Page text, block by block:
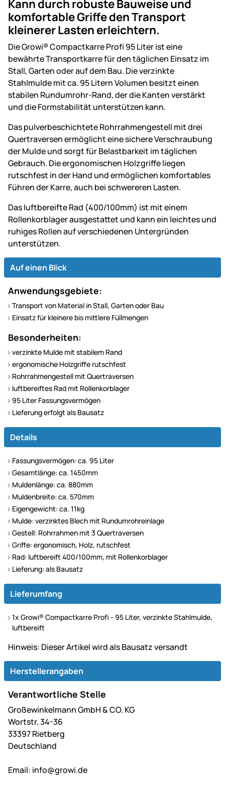
Kann durch robuste Bauweise und
komfortable Griffe den Transport
kleinerer Lasten erleichtern.
Die Growi® Compactkarre Profi 95 Liter ist eine
bewährte Transportkarre für den täglichen Einsatz im
Stall, Garten oder auf dem Bau. Die verzinkte
Stahlmulde mit ca. 95 Litern Volumen besitzt einen
stabilen Rundumrohr-Rand, der die Kanten verstärkt
und die Formstabilität unterstützen kann.
Das pulverbeschichtete Rohrrahmengestell mit drei
Quertraversen ermöglicht eine sichere Verschraubung
der Mulde und sorgt für Belastbarkeit im täglichen
Gebrauch. Die ergonomischen Holzgriffe liegen
rutschfest in der Hand und ermöglichen komfortables
Führen der Karre, auch bei schwereren Lasten.
Das luftbereifte Rad (400/100mm) ist mit einem
Rollenkorblager ausgestattet und kann ein leichtes und
ruhiges Rollen auf verschiedenen Untergründen
unterstützen.
Auf einen Blick
Anwendungsgebiete:
Transport von Material in Stall, Garten oder Bau
Einsatz für kleinere bis mittlere Füllmengen
Besonderheiten:
verzinkte Mulde mit stabilem Rand
ergonomische Holzgriffe rutschfest
Rohrrahmengestell mit Quertraversen
luftbereiftes Rad mit Rollenkorblager
95 Liter Fassungsvermögen
Lieferung erfolgt als Bausatz
Details
Fassungsvermögen: ca. 95 Liter
Gesamtlänge: ca. 1450mm
Muldenlänge: ca. 880mm
Muldenbreite: ca. 570mm
Eigengewicht: ca. 11kg
Mulde: verzinktes Blech mit Rundumrohreinlage
Gestell: Rohrrahmen mit 3 Quertraversen
Griffe: ergonomisch, Holz, rutschfest
Rad: luftbereift 400/100mm, mit Rollenkorblager
Lieferung: als Bausatz
Lieferumfang
1x Growi® Compactkarre Profi - 95 Liter, verzinkte Stahlmulde,
luftbereift
Hinweis: Dieser Artikel wird als Bausatz versandt
Herstellerangaben
Verantwortliche Stelle
Großewinkelmann GmbH & CO. KG
Wortstr. 34-36
33397 Rietberg
Deutschland
Email: info@growi.de